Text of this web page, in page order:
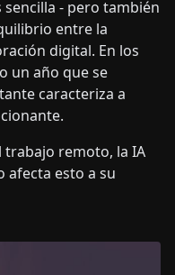
- pero también
entre la
digital. En los
un año que se
caracteriza a
trabajo remoto, la IA
afecta esto a su